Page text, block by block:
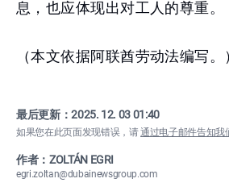
息，也应体现出对工人的尊重。
（本文依据阿联酋劳动法编写。
最后更新：2025. 12. 03 01:40
如果您在此页面发现错误，请通过电子邮件告知我
作者：ZOLTÁN EGRI
egri.zoltan@dubainewsgroup.com